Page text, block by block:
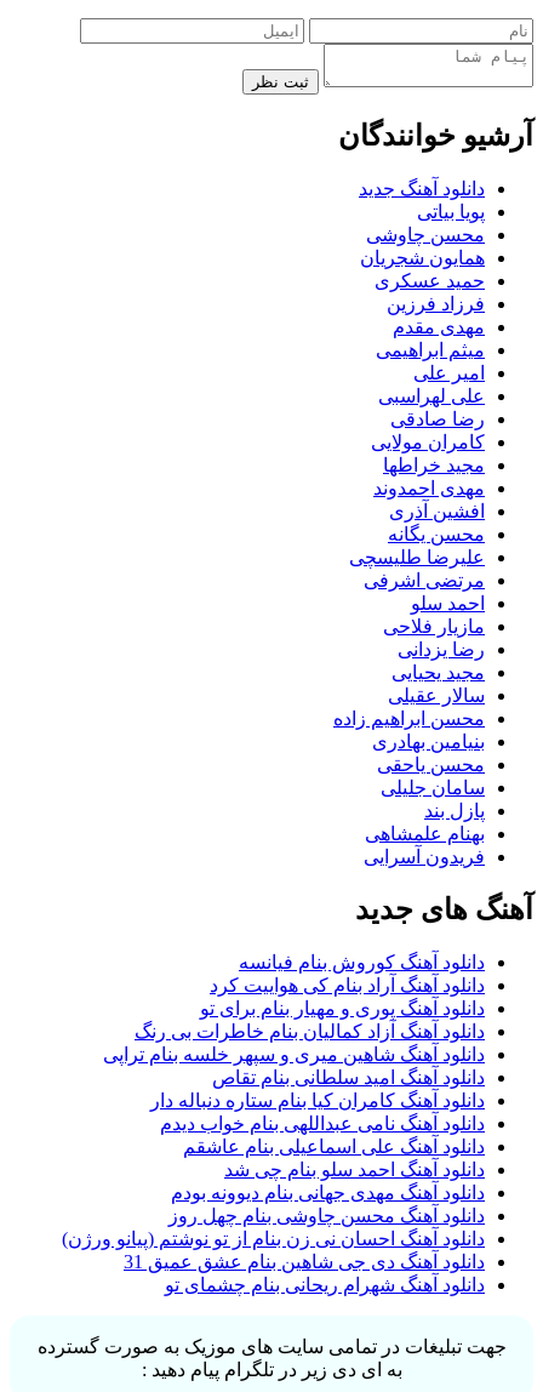
ثبت نظر
آرشیو خوانندگان
دانلود آهنگ جدید
پویا بیاتی
محسن چاوشی
همایون شجریان
حمید عسکری
فرزاد فرزین
مهدی مقدم
میثم ابراهیمی
امیر علی
علی لهراسبی
رضا صادقی
کامران مولایی
مجید خراطها
مهدی احمدوند
افشین آذری
محسن یگانه
علیرضا طلیسچی
مرتضی اشرفی
احمد سلو
مازیار فلاحی
رضا یزدانی
مجید یحیایی
سالار عقیلی
محسن ابراهیم زاده
بنیامین بهادری
محسن یاحقی
سامان جلیلی
پازل بند
بهنام علمشاهی
فریدون آسرایی
آهنگ های جدید
دانلود آهنگ کوروش بنام فیانسه
دانلود آهنگ آراد بنام کی هواییت کرد
دانلود آهنگ پوری و مهیار بنام برای تو
دانلود آهنگ آزاد کمالیان بنام خاطرات بی رنگ
دانلود آهنگ شاهین میری و سپهر خلسه بنام تراپی
دانلود آهنگ امید سلطانی بنام تقاص
دانلود آهنگ کامران کیا بنام ستاره دنباله دار
دانلود آهنگ نامی عبداللهی بنام خواب دیدم
دانلود آهنگ علی اسماعیلی بنام عاشقم
دانلود آهنگ احمد سلو بنام چی شد
دانلود آهنگ مهدی جهانی بنام دیوونه بودم
دانلود آهنگ محسن چاوشی بنام چهل روز
دانلود آهنگ احسان نی زن بنام از تو نوشتم (پیانو ورژن)
دانلود آهنگ دی جی شاهین بنام عشق عمیق 31
دانلود آهنگ شهرام ریحانی بنام چشمای تو
جهت تبلیغات در تمامی سایت های موزیک به صورت گسترده
به ای دی زیر در تلگرام پیام دهید :